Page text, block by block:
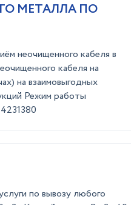
МЕТАЛЛА ПО
неочищенного кабеля в
кабеля на
на взаимовыгодных
Режим работы
по вывозу любого